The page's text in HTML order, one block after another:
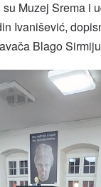
Muzej Srema i
Ivanišević,
Blago